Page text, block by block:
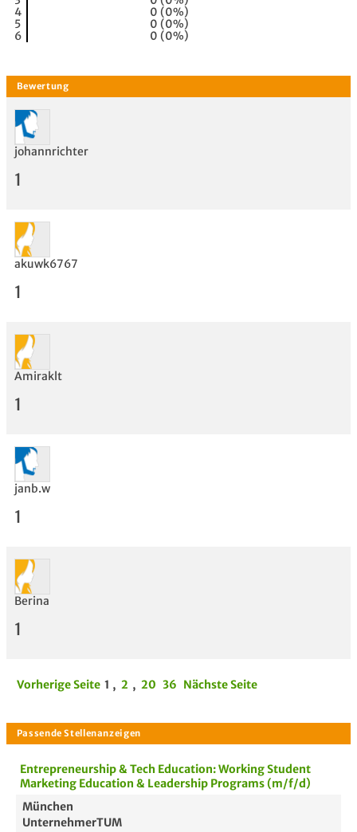
4
0 (0%)
5
0 (0%)
6
0 (0%)
johannrichter
1
akuwk6767
1
Amiraklt
1
janb.w
1
Berina
1
Vorherige Seite 1 , 2 , 20 36 Nächste Seite
Entrepreneurship & Tech Education: Working Student
Marketing Education & Leadership Programs (m/f/d)
München
UnternehmerTUM